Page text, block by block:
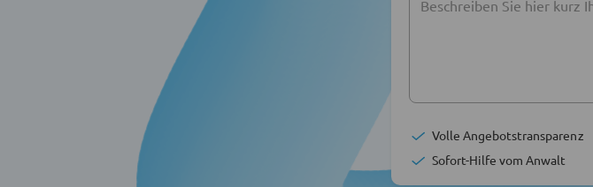
Volle Angebotstransparenz
Sofort-Hilfe vom Anwalt